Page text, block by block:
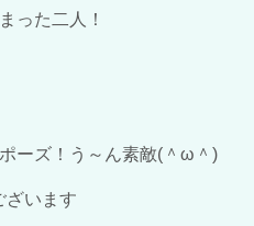
った二人！
ーズ！う～ん素敵(＾ω＾)
ざいます